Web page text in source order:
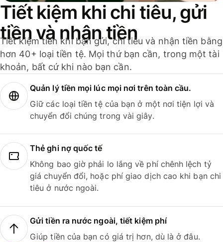
Tiết kiệm khi chi tiêu, gửi
tiền và nhận tiền
Tiết kiệm tiền khi bạn gửi, chi tiêu và nhận tiền bằng
hơn 40+ loại tiền tệ. Mọi thứ bạn cần, trong một tài
khoản, bất cứ khi nào bạn cần.
Quản lý tiền mọi lúc mọi nơi trên toàn cầu.
Giữ các loại tiền tệ của bạn ở một nơi tiện lợi và
chuyển đổi chúng trong vài giây.
Thẻ ghi nợ quốc tế
Không bao giờ phải lo lắng về phí chênh lệch tỷ
giá chuyển đổi, hoặc phí giao dịch cao khi bạn chi
tiêu ở nước ngoài.
Gửi tiền ra nước ngoài, tiết kiệm phí
Giúp tiền của bạn có giá trị hơn, dù là ở đâu.